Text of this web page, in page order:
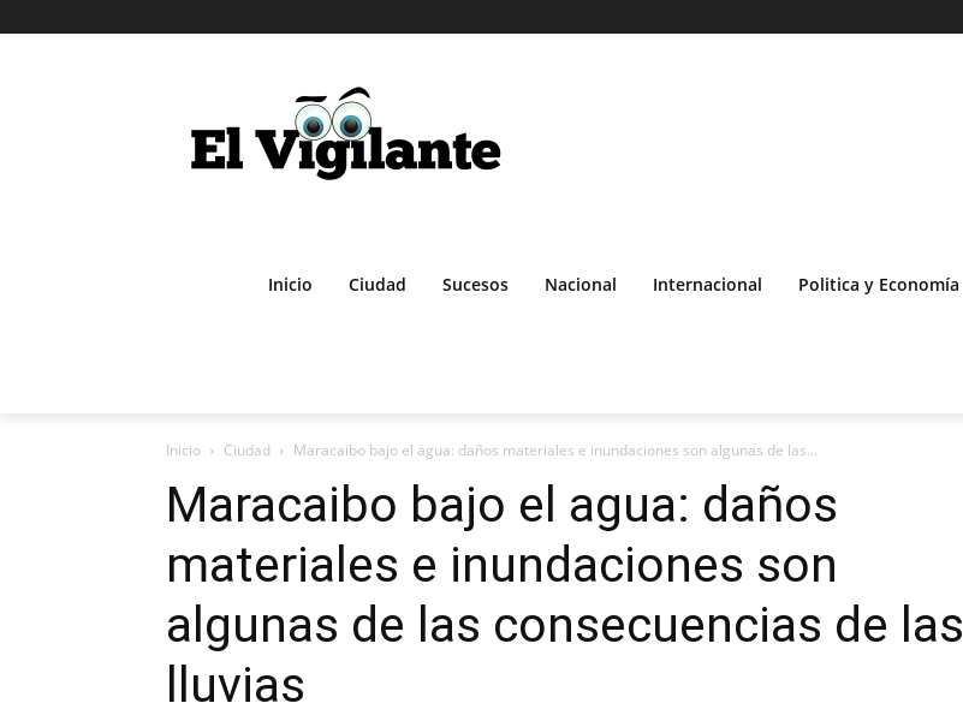
Inicio Ciudad Sucesos Nacional Internacional Politica y Economía
Inicio Ciudad Maracaibo bajo el agua: daños materiales e inundaciones son algunas de las...
Maracaibo bajo el agua: daños
materiales e inundaciones son
algunas de las consecuencias de las
lluvias